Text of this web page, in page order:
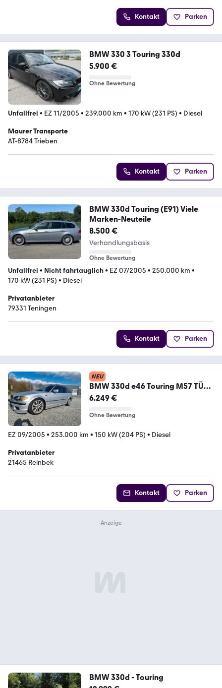
Kontakt Parken
BMW 330 3 Touring 330d
5.900 €
Ohne Bewertung
Unfallfrei • EZ 11/2005 • 239.000 km • 170 kW (231 PS) • Diesel
Maurer Transporte
AT-8784 Trieben
Kontakt Parken
BMW 330d Touring (E91) Viele
Marken-Neuteile
8.500 €
Verhandlungsbasis
Ohne Bewertung
Unfallfrei • Nicht fahrtauglich• EZ 07/2005 • 250.000 km •
170 kW (231 PS) • Diesel
Privatanbieter
79331 Teningen
Kontakt Parken
NEU
BMW 330d e46 Touring M57 TÜV
8.27 Vollauss...
6.249 €
Ohne Bewertung
EZ 09/2005 • 253.000 km • 150 kW (204 PS) • Diesel
Privatanbieter
21465 Reinbek
Kontakt Parken
BMW 330d - Touring